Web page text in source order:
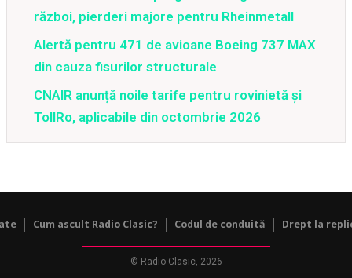
război, pierderi majore pentru Rheinmetall
Alertă pentru 471 de avioane Boeing 737 MAX
din cauza fisurilor structurale
CNAIR anunță noile tarife pentru rovinietă și
TollRo, aplicabile din octombrie 2026
Cum ascult Radio Clasic? Codul de conduită Drept la
© Radio Clasic, 2026